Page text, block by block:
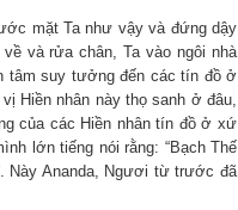
mặt Ta như vậy và đứng dậy
và rửa chân, Ta vào ngôi nhà
tâm suy tưởng đến các tín đồ ở
Hiền nhân này thọ sanh ở đâu,
của các Hiền nhân tín đồ ở xứ
lớn tiếng nói rằng: “Bạch Thế
Này Ananda, Ngươi từ trước đã